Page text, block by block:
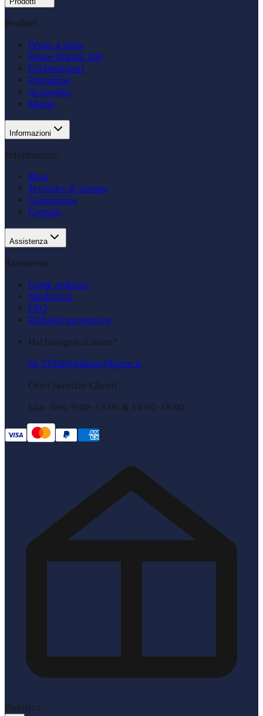
Prodotti
Penne a sfera
Penne Digital 360
Evidenziatori
Portamine
Accendini
Matite
Informazioni
Informazioni
Blog
Tecniche di stampa
Consulenza
Contatti
Assistenza
Assistenza
Come ordinare
Spedizioni
FAQ
Richiedi preventivo
Hai bisogno di aiuto?
02 37920944info@bipen.it
Orari Servizio Clienti
Lun–Ven: 9:00–13:00 & 14:00–18:00
Bonifico